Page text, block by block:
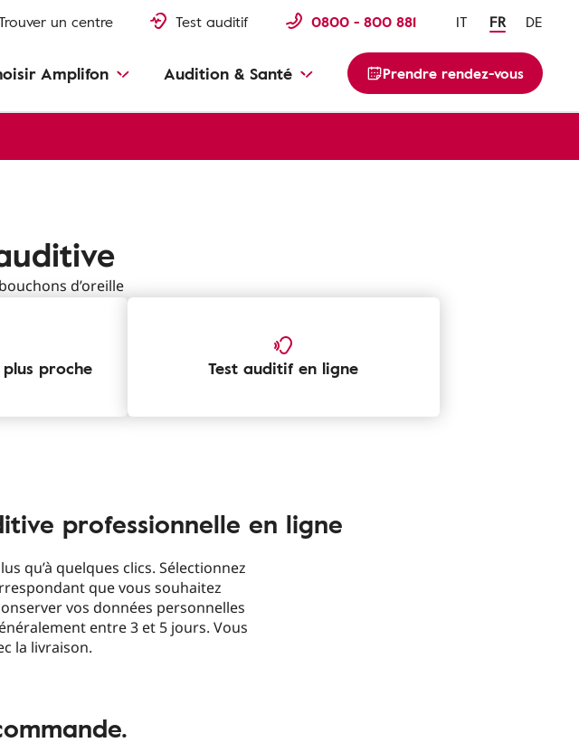
un centre Test auditif 0800 - 800 881 IT FR DE
Amplifon Audition & Santé Prendre rendez-vous
d’oreille
proche Test auditif en ligne
professionnelle en ligne
qu’à quelques clics. Sélectionnez
que vous souhaitez
vos données personnelles
entre 3 et 5 jours. Vous
la livraison.